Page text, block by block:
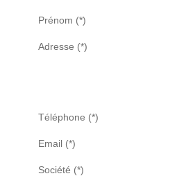
Prénom (*)
Adresse (*)
Téléphone (*)
Email (*)
Société (*)